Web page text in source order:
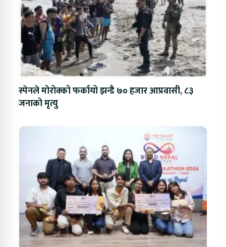
स्पेनले मोरोक्को फर्कायो झन्डै ७० हजार आप्रवासी, ८३
जनाको मृत्यु